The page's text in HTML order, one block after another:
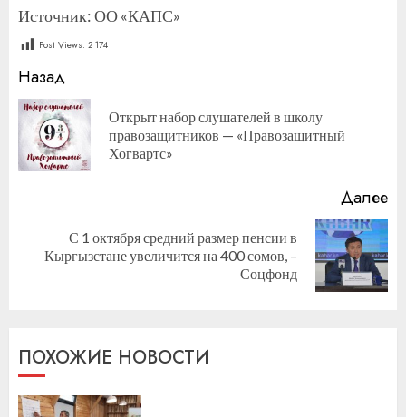
Источник: ОО «КАПС»
Post Views: 2 174
Продолжить
чтение
Назад
Открыт набор слушателей в школу
правозащитников — «Правозащитный
Хогвартс»
Далее
Следующая
С 1 октября средний размер пенсии в
Кыргызстане увеличится на 400 сомов, –
Соцфонд
ПОХОЖИЕ НОВОСТИ